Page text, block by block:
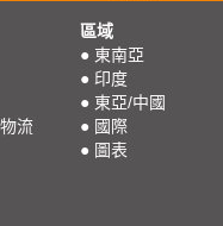
流
區域
● 東南亞
● 印度
● 東亞/中國
● 國際
● 圖表